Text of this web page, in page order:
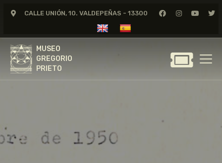
CALLE UNIÓN, 10. VALDEPEÑAS - 13300
MUSEO
GREGORIO
PRIETO
MUSEO
GREGORIO
GREGORIO PRIETO
CERTAMEN DE DIBUJO
FUNDACIÓN